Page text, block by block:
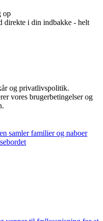
op
direkte i din indbakke - helt
og privatlivspolitik.
vores brugerbetingelser og
samler familier og naboer